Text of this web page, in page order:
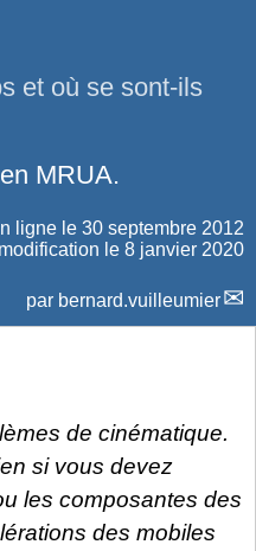
et où se sont-ils
MRUA.
ligne le 30 septembre 2012
le 8 janvier 2020
par bernard.vuilleumier
de cinématique.
si vous devez
les composantes des
des mobiles